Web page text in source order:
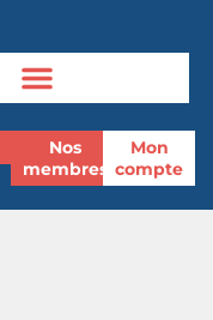
Nos
membres
Mon
compte